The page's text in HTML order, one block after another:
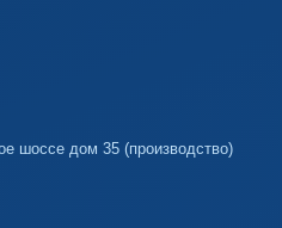
шоссе дом 35 (производство)